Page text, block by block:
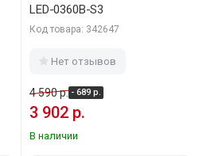
LED-0360B-S3
Код товара: 342647
Нет отзывов
4 590 р. - 689 р.
3 902 р.
В наличии